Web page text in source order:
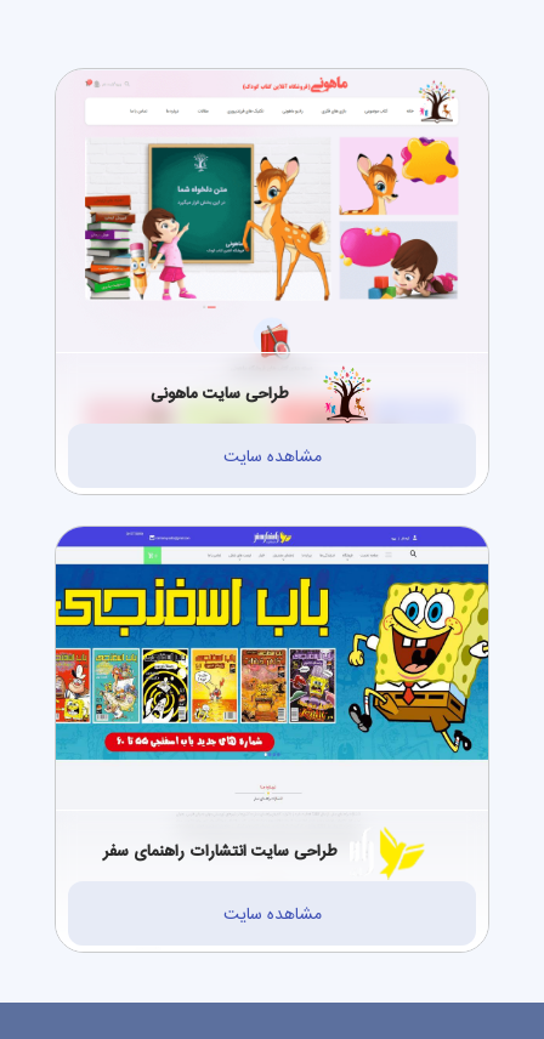
طراحی سایت ماهونی
مشاهده سایت
طراحی سایت انتشارات راهنمای سفر
مشاهده سایت